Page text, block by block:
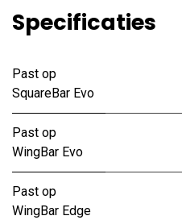
Specificaties
Past op
SquareBar Evo
Past op
WingBar Evo
Past op
WingBar Edge